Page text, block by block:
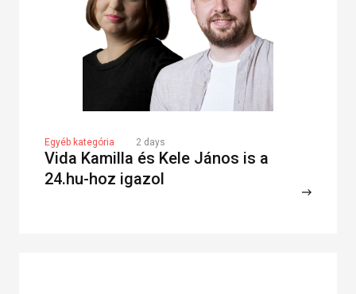
Egyéb kategória 2 days
Vida Kamilla és Kele János is a
24.hu-hoz igazol